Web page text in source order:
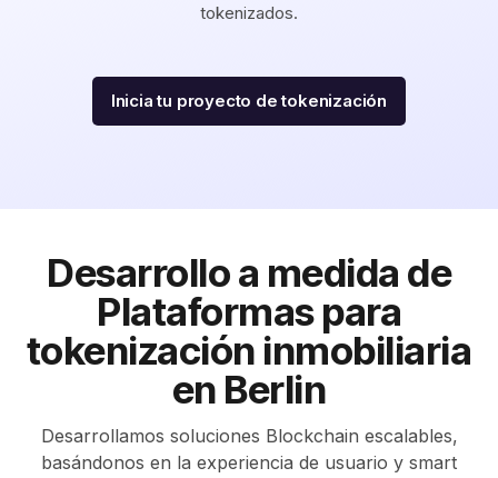
tokenizados.
Inicia tu proyecto de tokenización
Desarrollo a medida de
Plataformas para
tokenización inmobiliaria
en Berlin
Desarrollamos soluciones Blockchain escalables,
basándonos en la experiencia de usuario y smart